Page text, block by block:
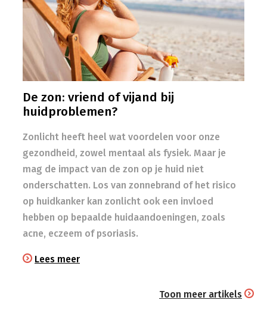
De zon: vriend of vijand bij
huidproblemen?
Zonlicht heeft heel wat voordelen voor onze
gezondheid, zowel mentaal als fysiek. Maar je
mag de impact van de zon op je huid niet
onderschatten. Los van zonnebrand of het risico
op huidkanker kan zonlicht ook een invloed
hebben op bepaalde huidaandoeningen, zoals
acne, eczeem of psoriasis.
Lees meer
Toon meer artikels